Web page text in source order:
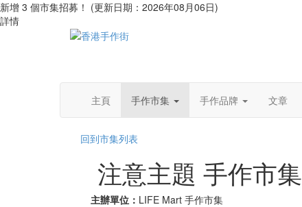
新增 3 個市集招募！ (更新日期：2026年08月06日)
詳情
主頁
手作市集 手作品牌 文章
回到市集列表
注意主題 手作市集
主辦單位： LIFE Mart 手作市集